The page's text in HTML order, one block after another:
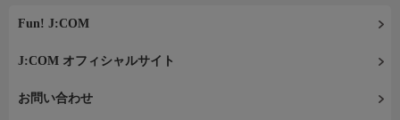
Fun! J:COM
J:COM オフィシャルサイト
お問い合わせ